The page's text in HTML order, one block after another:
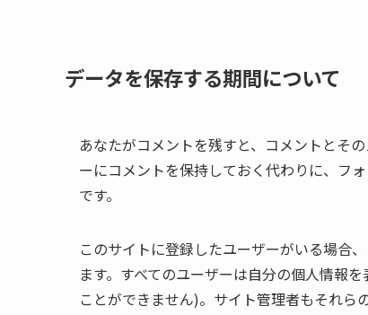
データを保存する期間について
あなたがコメントを残すと、コメントとそ
ーにコメントを保持しておく代わりに、フ
です。
このサイトに登録したユーザーがいる場合
ます。すべてのユーザーは自分の個人情報
ことができません)。サイト管理者もそれら